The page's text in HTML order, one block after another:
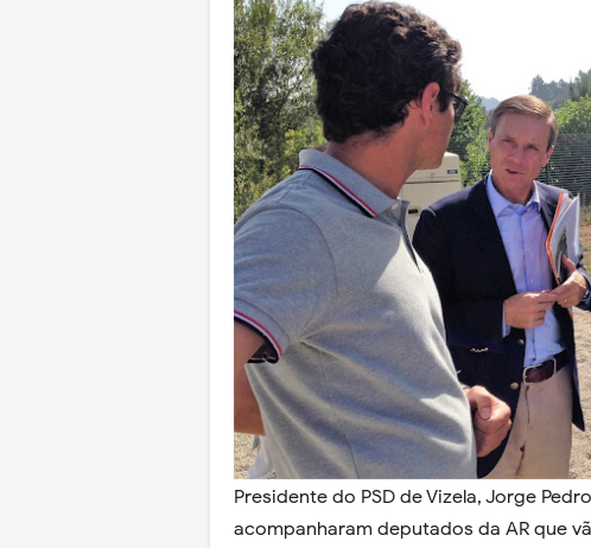
Presidente do PSD de Vizela, Jorge
acompanharam deputados da AR que